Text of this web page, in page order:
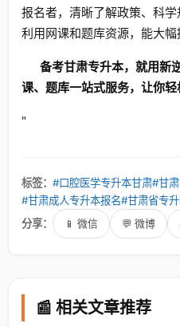
报名者，清晰了解政策、科
利用网课和题库资源，能大幅
备考甘肃专升本，就用新
课、题库一站式服务，让你轻
"
标签： #口腔医学专升本甘肃#甘
#甘肃成人专升本报名#甘肃省专
分享：
📱 微信 💬 微博
📰 相关文章推荐